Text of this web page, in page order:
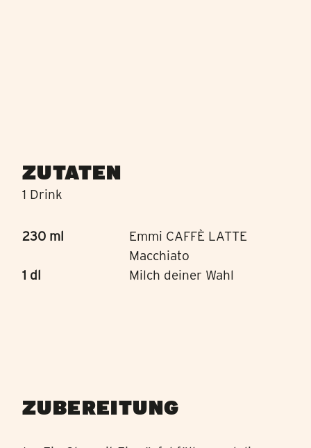
ZUTATEN
1 Drink
230 ml
Emmi CAFFÈ LATTE
Macchiato
1 dl
Milch deiner Wahl
ZUBEREITUNG